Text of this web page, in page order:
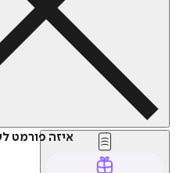
איזה פורמט